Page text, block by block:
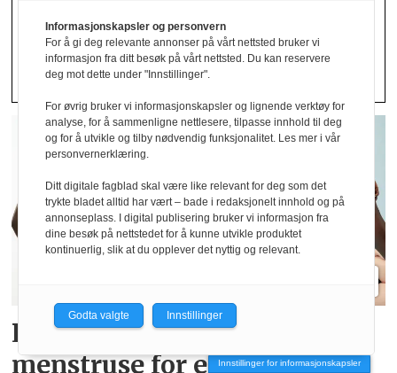
feil­merking av klær
Lindex og Mammut lanserer
menstruse for en aktiv
Innstillinger for informasjonskapsler
Informasjonskapsler og personvern
For å gi deg relevante annonser på vårt nettsted bruker vi
informasjon fra ditt besøk på vårt nettsted. Du kan reservere
deg mot dette under "Innstillinger".
For øvrig bruker vi informasjonskapsler og lignende verktøy for
analyse, for å sammenligne nettlesere, tilpasse innhold til deg
og for å utvikle og tilby nødvendig funksjonalitet. Les mer i vår
personvernerklæring.
Ditt digitale fagblad skal være like relevant for deg som det
trykte bladet alltid har vært – bade i redaksjonelt innhold og på
annonseplass. I digital publisering bruker vi informasjon fra
dine besøk på nettstedet for å kunne utvikle produktet
kontinuerlig, slik at du opplever det nyttig og relevant.
Godta valgte Innstillinger